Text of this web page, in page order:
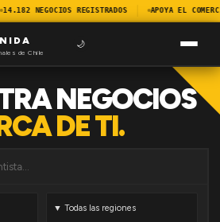
14.182 NEGOCIOS REGISTRADOS APOYA EL
de Chile
🌙
NEGOCIOS
DE TI.